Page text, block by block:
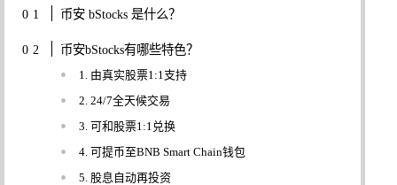
币安 bStocks 是什么？
币安bStocks有哪些特色？
1. 由真实股票1:1支持
2. 24/7全天候交易
3. 可和股票1:1兑换
4. 可提币至BNB Smart Chain钱包
5. 股息自动再投资